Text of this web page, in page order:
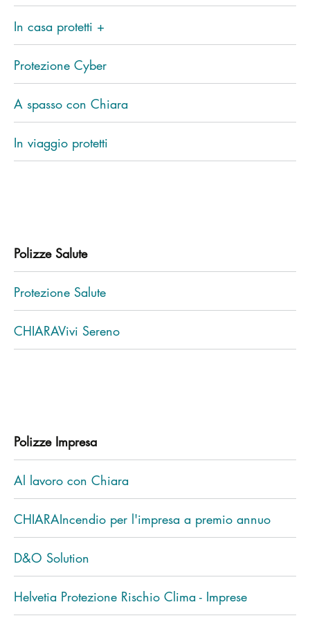
In casa protetti +
Protezione Cyber
A spasso con Chiara
In viaggio protetti
Polizze Salute
Protezione Salute
CHIARAVivi Sereno
Polizze Impresa
Al lavoro con Chiara
CHIARAIncendio per l'impresa a premio annuo
D&O Solution
Helvetia Protezione Rischio Clima - Imprese